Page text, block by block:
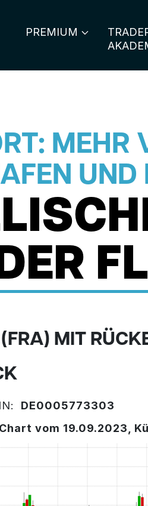
PREMIUM
MEHR
UND
MIT
DE0005773303
vom 19.09.2023,